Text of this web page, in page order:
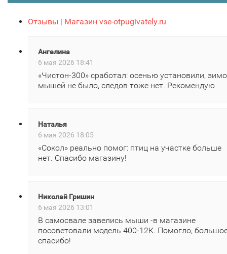
Отзывы | Магазин vse-otpugivately.ru
Ангелина
6 мая 2026 18:41
«Чистон‑300» сработал: осенью установили,
мышей не было, следов тоже нет. Рекомендую
Наталья
6 мая 2026 18:05
«Сокол» реально помог: птиц на участке больше
нет. Спасибо магазину!
Николай Гришин
6 мая 2026 13:01
В самосвале завелись мыши -в магазине
посоветовали модель 400‑12К. Помогло,
спасибо!